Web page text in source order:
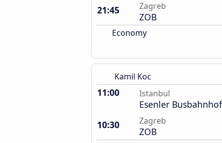
21:45
Zagreb
ZOB
Economy
Kamil Koc
11:00 Istanbul
Esenler Busbahnhof
10:30
Zagreb
ZOB